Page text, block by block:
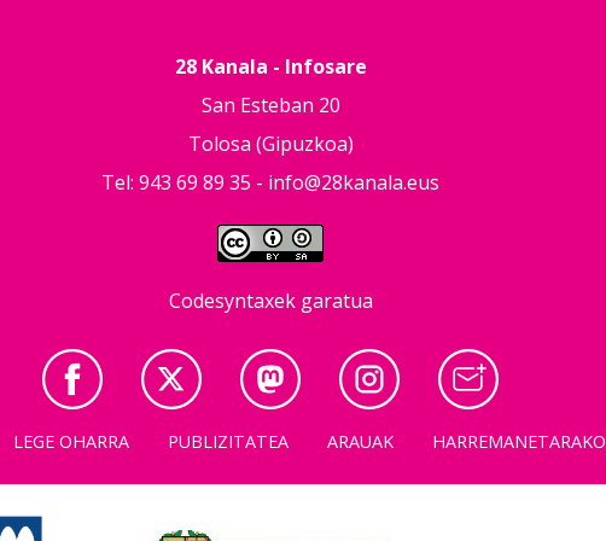
28 Kanala - Infosare
San Esteban 20
Tolosa (Gipuzkoa)
Tel: 943 69 89 35 - info@28kanala.eus
Codesyntaxek garatua
LEGE OHARRA PUBLIZITATEA ARAUAK HARREMANETARAKO